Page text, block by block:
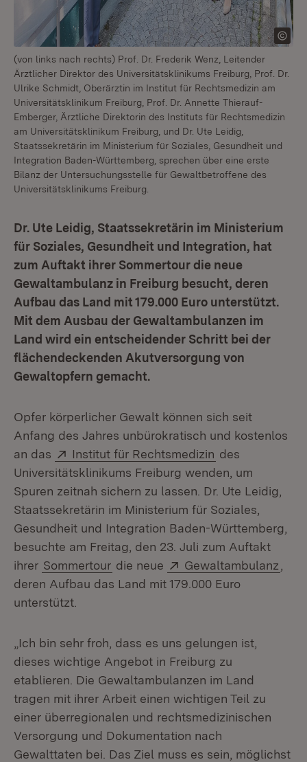
(von links nach rechts) Prof. Dr. Frederik Wenz, Leitender
Ärztlicher Direktor des Universitätsklinikums Freiburg, Prof. Dr.
Ulrike Schmidt, Oberärztin im Institut für Rechtsmedizin am
Universitätsklinikum Freiburg, Prof. Dr. Annette Thierauf-
Emberger, Ärztliche Direktorin des Instituts für Rechtsmedizin
am Universitätsklinikum Freiburg, und Dr. Ute Leidig,
Staatssekretärin im Ministerium für Soziales, Gesundheit und
Integration Baden-Württemberg, sprechen über eine erste
Bilanz der Untersuchungsstelle für Gewaltbetroffene des
Universitätsklinikums Freiburg.
Dr. Ute Leidig, Staatssekretärin im Ministerium
für Soziales, Gesundheit und Integration, hat
zum Auftakt ihrer Sommertour die neue
Gewaltambulanz in Freiburg besucht, deren
Aufbau das Land mit 179.000 Euro unterstützt.
Mit dem Ausbau der Gewaltambulanzen im
Land wird ein entscheidender Schritt bei der
flächendeckenden Akutversorgung von
Gewaltopfern gemacht.
Opfer körperlicher Gewalt können sich seit
Anfang des Jahres unbürokratisch und kostenlos
an das
Extern:
Institut für Rechtsmedizin (Öffnet in
des
Universitätsklinikums Freiburg wenden, um
Spuren zeitnah sichern zu lassen. Dr. Ute Leidig,
Staatssekretärin im Ministerium für Soziales,
Gesundheit und Integration Baden-Württemberg,
besuchte am Freitag, den 23. Juli zum Auftakt
ihrer Sommertour die neue Extern:
Gewaltambulanz
deren Aufbau das Land mit 179.000 Euro
unterstützt.
„Ich bin sehr froh, dass es uns gelungen ist,
dieses wichtige Angebot in Freiburg zu
etablieren. Die Gewaltambulanzen im Land
tragen mit ihrer Arbeit einen wichtigen Teil zu
einer überregionalen und rechtsmedizinischen
Versorgung und Dokumentation nach
Gewalttaten bei. Das Ziel muss es sein, möglichst